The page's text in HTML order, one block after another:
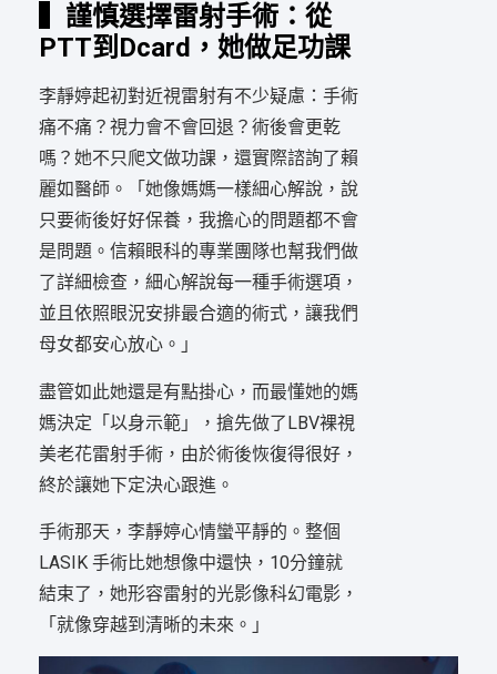
▍謹慎選擇雷射手術：從
PTT到Dcard，她做足功課
李靜婷起初對近視雷射有不少疑慮：手術
痛不痛？視力會不會回退？術後會更乾
嗎？她不只爬文做功課，還實際諮詢了賴
麗如醫師。「她像媽媽一樣細心解說，說
只要術後好好保養，我擔心的問題都不會
是問題。信賴眼科的專業團隊也幫我們做
了詳細檢查，細心解說每一種手術選項，
並且依照眼況安排最合適的術式，讓我們
母女都安心放心。」
盡管如此她還是有點掛心，而最懂她的媽
媽決定「以身示範」，搶先做了LBV裸視
美老花雷射手術，由於術後恢復得很好，
終於讓她下定決心跟進。
手術那天，李靜婷心情蠻平靜的。整個
LASIK 手術比她想像中還快，10分鐘就
結束了，她形容雷射的光影像科幻電影，
「就像穿越到清晰的未來。」